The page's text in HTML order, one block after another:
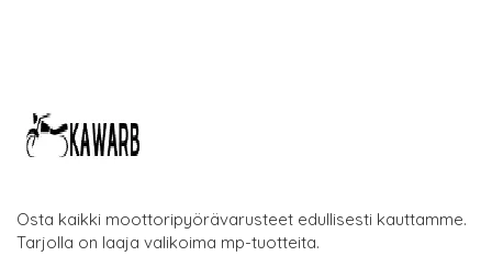
Osta kaikki moottoripyörävarusteet edullisesti kauttamme.
Tarjolla on laaja valikoima mp-tuotteita.